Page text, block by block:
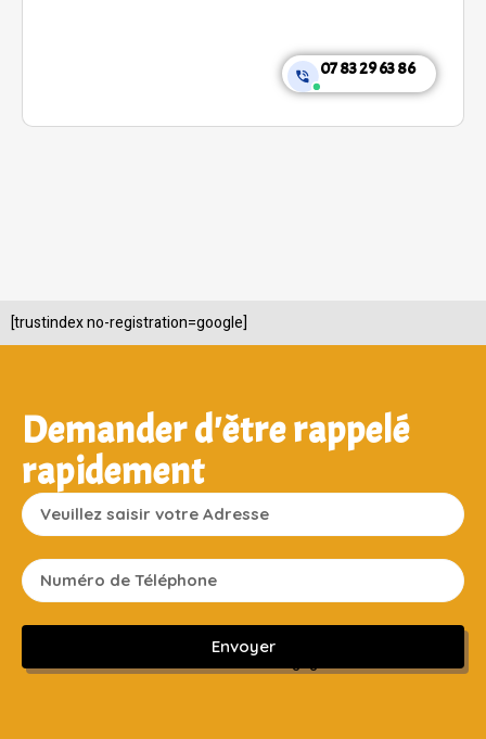
07 83 29 63 86
[trustindex no-registration=google]
Demander d'être rappelé
rapidement
Envoyer
Sans engagement ni frais cachés